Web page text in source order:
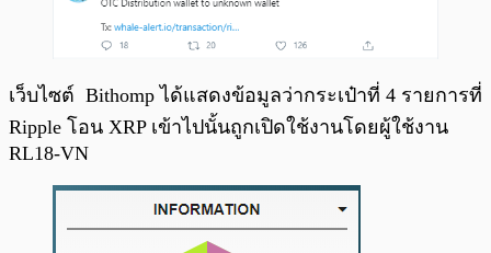
เว็บไซต์ Bithomp ได้แสดงข้อมูลว่ากระเป๋าที่ 4 รายการที่
Ripple โอน XRP เข้าไปนั้นถูกเปิดใช้งานโดยผู้ใช้งาน
RL18-VN